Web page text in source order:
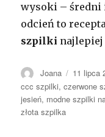
wysoki – średni
odcień to
szpilki najlepiej
Autor
Joana 11 lipca
ccc szpilki,czerwone
jesień, modne szpilki
złota szpilka